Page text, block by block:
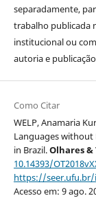
separadamente,
trabalho publicada
institucional ou
autoria e
Como Citar
WELP, Anamaria
Languages without
in Brazil.Olhares
10.14393/
https://
Acesso em: 9 ago.